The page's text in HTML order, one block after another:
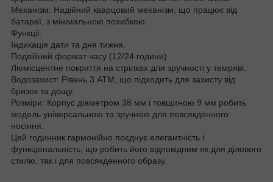
Механізм: Надійний кварцовий механізм, що працює від
батареї, з мінімальною похибкою.
Функції:
Індикація дати та дня тижня.
Подвійний формат часу (12/24 години).
Люмісцентне покриття на стрілках для зручності у темряві.
Водозахист: Рівень 3 ATM, що підходить для захисту від
бризок та дощу.
Розміри: Корпус діаметром 38 мм і товщиною 9 мм робить
модель універсальною та зручною для повсякденного
носіння.
Цей годинник гармонійно поєднує елегантність і
функціональність, що робить його відповідним як для ділового
стилю, так і для повсякденного образу.